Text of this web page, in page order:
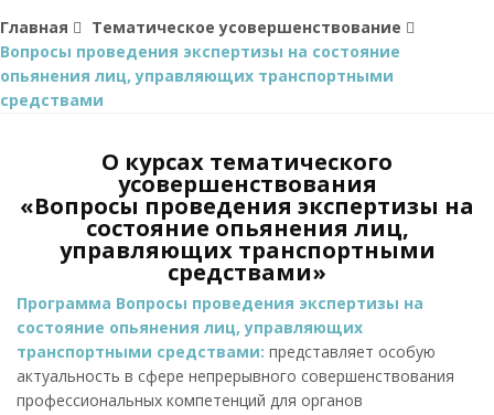
Главная
Тематическое усовершенствование
Вопросы проведения экспертизы на состояние
опьянения лиц, управляющих транспортными
средствами
О курсах тематического
усовершенствования
«Вопросы проведения экспертизы на
состояние опьянения лиц,
управляющих транспортными
средствами»
Программа Вопросы проведения экспертизы на
состояние опьянения лиц, управляющих
транспортными средствами: представляет особую
актуальность в сфере непрерывного совершенствования
профессиональных компетенций для органов